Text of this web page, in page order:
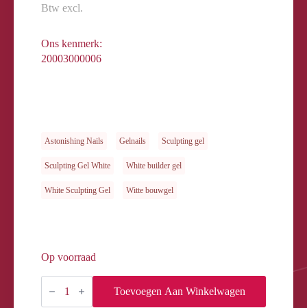
Btw excl.
Ons kenmerk:
20003000006
Astonishing Nails Gelnails Sculpting gel
Sculpting Gel White White builder gel
White Sculpting Gel Witte bouwgel
Op voorraad
SCULPTING
GEL
Toevoegen Aan Winkelwagen